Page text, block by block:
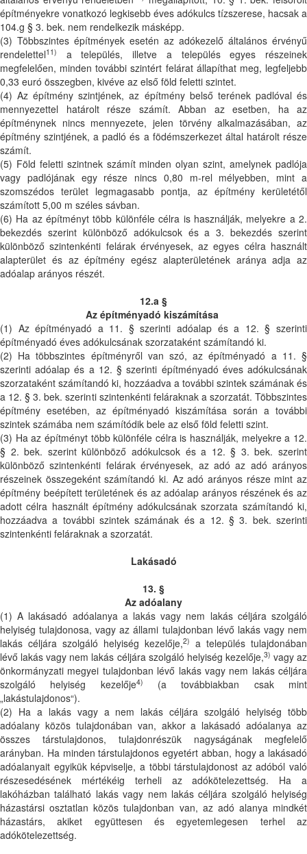
építményekre vonatkozó legkisebb éves adókulcs tízszerese, hacsak a
104.g § 3. bek. nem rendelkezik másképp.
(3) Többszintes építmények esetén az adókezelő általános érvényű
rendelettel11)
a település, illetve a település egyes részeinek
megfelelően, minden további szintért felárat állapíthat meg, legfeljebb
0,33 euró összegben, kivéve az első föld feletti szintet.
(4) Az építmény szintjének, az építmény belső terének padlóval és
mennyezettel határolt része számít. Abban az esetben, ha az
építménynek nincs mennyezete, jelen törvény alkalmazásában, az
építmény szintjének, a padló és a födémszerkezet által határolt része
számít.
(5) Föld feletti szintnek számít minden olyan szint, amelynek padlója
vagy padlójának egy része nincs 0,80 m-rel mélyebben, mint a
szomszédos terület legmagasabb pontja, az építmény kerületétől
számított 5,00 m széles sávban.
(6) Ha az építményt több különféle célra is használják, melyekre a 2.
bekezdés szerint különböző adókulcsok és a 3. bekezdés szerint
különböző szintenkénti felárak érvényesek, az egyes célra használt
alapterület és az építmény egész alapterületének aránya adja az
adóalap arányos részét.
12.a §
Az építményadó kiszámítása
(1) Az építményadó a 11. § szerinti adóalap és a 12. § szerinti
építményadó éves adókulcsának szorzataként számítandó ki.
(2) Ha többszintes építményről van szó, az építményadó a 11. §
szerinti adóalap és a 12. § szerinti építményadó éves adókulcsának
szorzataként számítandó ki, hozzáadva a további szintek számának és
a 12. § 3. bek. szerinti szintenkénti feláraknak a szorzatát. Többszintes
építmény esetében, az építményadó kiszámítása során a további
szintek számába nem számítódik bele az első föld feletti szint.
(3) Ha az építményt több különféle célra is használják, melyekre a 12.
§ 2. bek. szerint különböző adókulcsok és a 12. § 3. bek. szerint
különböző szintenkénti felárak érvényesek, az adó az adó arányos
részeinek összegeként számítandó ki. Az adó arányos része mint az
építmény beépített területének és az adóalap arányos részének és az
adott célra használt építmény adókulcsának szorzata számítandó ki,
hozzáadva a további szintek számának és a 12. § 3. bek. szerinti
szintenkénti feláraknak a szorzatát.
Lakásadó
13. §
Az adóalany
(1) A lakásadó adóalanya a lakás vagy nem lakás céljára szolgáló
helyiség tulajdonosa, vagy az állami tulajdonban lévő lakás vagy nem
lakás céljára szolgáló helyiség kezelője,2) a település tulajdonában
lévő lakás vagy nem lakás céljára szolgáló helyiség kezelője,3) vagy az
önkormányzati megyei tulajdonban lévő lakás vagy nem lakás céljára
szolgáló helyiség kezelője4)
(a továbbiakban csak mint
„lakástulajdonos“).
(2) Ha a lakás vagy a nem lakás céljára szolgáló helyiség több
adóalany közös tulajdonában van, akkor a lakásadó adóalanya az
összes társtulajdonos, tulajdonrészük nagyságának megfelelő
arányban. Ha minden társtulajdonos egyetért abban, hogy a lakásadó
adóalanyait egyikük képviselje, a többi társtulajdonost az adóból való
részesedésének mértékéig terheli az adókötelezettség. Ha a
lakóházban található lakás vagy nem lakás céljára szolgáló helyiség
házastársi osztatlan közös tulajdonban van, az adó alanya mindkét
házastárs, akiket együttesen és egyetemlegesen terhel az
adókötelezettség.